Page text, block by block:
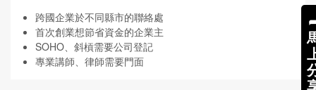
跨國企業於不同縣市的聯絡處
首次創業想節省資金的企業主
SOHO、斜槓需要公司登記
專業講師、律師需要門面